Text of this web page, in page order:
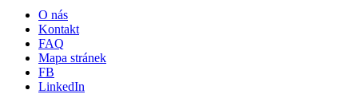
O nás
Kontakt
FAQ
Mapa stránek
FB
LinkedIn